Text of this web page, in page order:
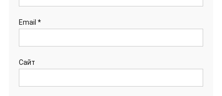
Email *
Сайт